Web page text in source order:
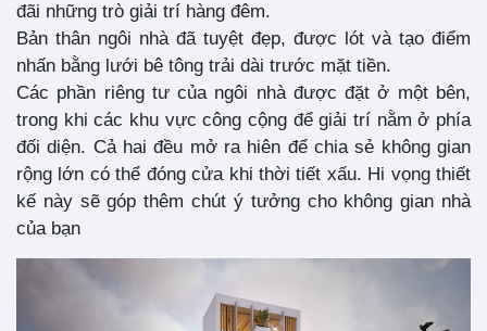
đãi những trò giải trí hàng đêm.
Bản thân ngôi nhà đã tuyệt đẹp, được lót và tạo điểm
nhấn bằng lưới bê tông trải dài trước mặt tiền.
Các phần riêng tư của ngôi nhà được đặt ở một bên,
trong khi các khu vực công cộng để giải trí nằm ở phía
đối diện. Cả hai đều mở ra hiên để chia sẻ không gian
rộng lớn có thể đóng cửa khi thời tiết xấu. Hi vọng thiết
kế này sẽ góp thêm chút ý tưởng cho không gian nhà
của bạn